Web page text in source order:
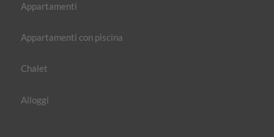
Appartamenti
Appartamenti con piscina
Chalet
Alloggi